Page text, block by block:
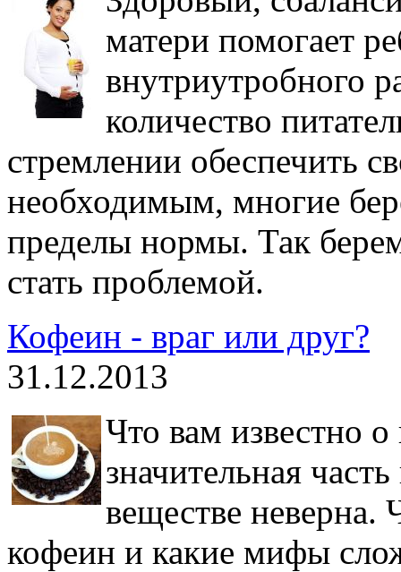
матери помогает
внутриутробного
количество
стремлении обеспечить
необходимым, многие
пределы нормы. Так
стать проблемой.
Кофеин - враг или друг?
31.12.2013
Что вам известно
значительная
веществе неверна.
кофеин и какие мифы